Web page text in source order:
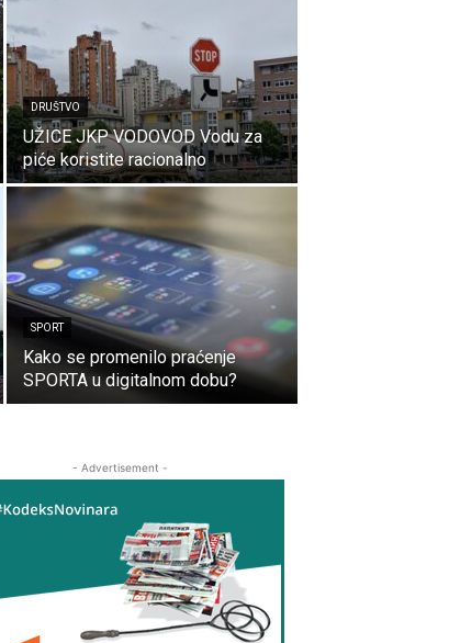
DRUŠTVO
UŽICE JKP VODOVOD Vodu za
piće koristite racionalno
SPORT
Kako se promenilo praćenje
SPORTA u digitalnom dobu?
- Advertisement -